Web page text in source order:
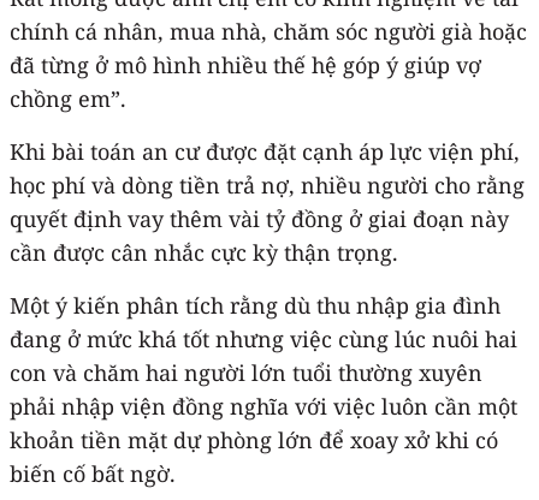
chính cá nhân, mua nhà, chăm sóc người già hoặc
đã từng ở mô hình nhiều thế hệ góp ý giúp vợ
chồng em”.
Khi bài toán an cư được đặt cạnh áp lực viện phí,
học phí và dòng tiền trả nợ, nhiều người cho rằng
quyết định vay thêm vài tỷ đồng ở giai đoạn này
cần được cân nhắc cực kỳ thận trọng.
Một ý kiến phân tích rằng dù thu nhập gia đình
đang ở mức khá tốt nhưng việc cùng lúc nuôi hai
con và chăm hai người lớn tuổi thường xuyên
phải nhập viện đồng nghĩa với việc luôn cần một
khoản tiền mặt dự phòng lớn để xoay xở khi có
biến cố bất ngờ.